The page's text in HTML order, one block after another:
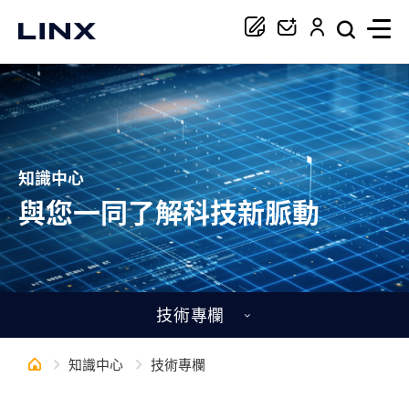
你正在尋找協助嗎？
搜尋
知識中心
與您一同了解科技新脈動
技術專欄
知識中心 技術專欄